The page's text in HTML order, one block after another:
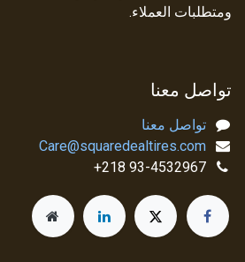
ومتطلبات العملاء.
تواصل معنا
تواصل معنا
Care@squaredealtires.com
93-4532967 218+